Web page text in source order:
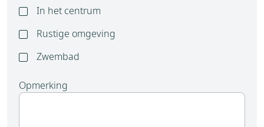
In het centrum
Rustige omgeving
Zwembad
Opmerking